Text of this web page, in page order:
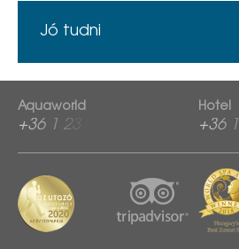
Jó tudni
Aquaworld
+36 1 2313 760
Hotel
+36